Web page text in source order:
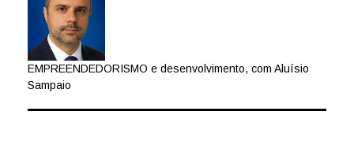
EMPREENDEDORISMO e desenvolvimento, com Aluísio
Sampaio